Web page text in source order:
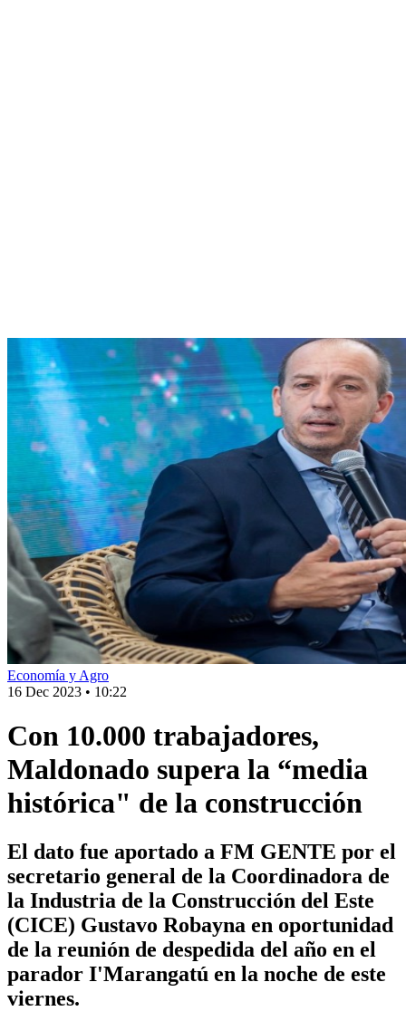
Economía y Agro
16 Dec 2023 • 10:22
Con 10.000 trabajadores,
Maldonado supera la “media
histórica" de la construcción
El dato fue aportado a FM GENTE por el
secretario general de la Coordinadora de
la Industria de la Construcción del Este
(CICE) Gustavo Robayna en oportunidad
de la reunión de despedida del año en el
parador I'Marangatú en la noche de este
viernes.